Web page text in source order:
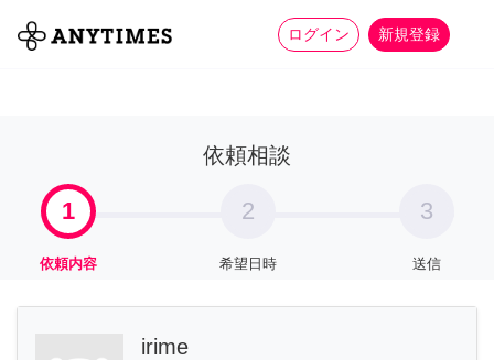
ログイン 新規登録
全て 家事 more_horiz
依頼相談
1
依頼内容
2
希望日時
3
送信
irime